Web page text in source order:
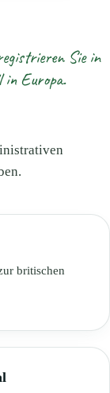
Sie in
in Europa.
britischen